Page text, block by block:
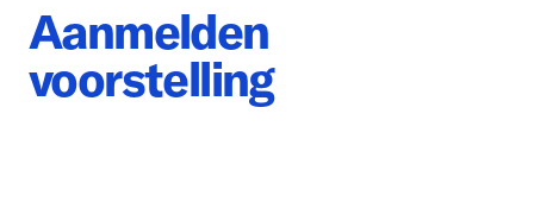
Aanmelden
voorstelling